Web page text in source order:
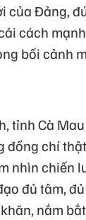
của Đảng,
cách
bối cảnh
tỉnh Cà
đồng chí
nhìn chiến
đủ tâm,
nắm